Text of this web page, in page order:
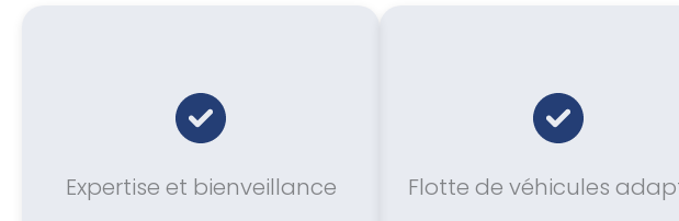
Expertise et bienveillance Flotte de véhicules